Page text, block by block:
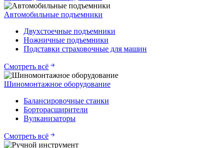
Автомобильные подъемники
Двухстоечные подъемники
Ножничные подъемники
Подставки страховочные для машин
Смотреть всё
Шиномонтажное оборудование
Балансировочные станки
Борторасширители
Вулканизаторы
Смотреть всё